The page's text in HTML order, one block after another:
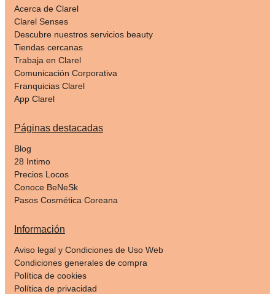
Acerca de Clarel
Clarel Senses
Descubre nuestros servicios beauty
Tiendas cercanas
Trabaja en Clarel
Comunicación Corporativa
Franquicias Clarel
App Clarel
Páginas destacadas
Blog
28 Intimo
Precios Locos
Conoce BeNeSk
Pasos Cosmética Coreana
Información
Aviso legal y Condiciones de Uso Web
Condiciones generales de compra
Política de cookies
Política de privacidad